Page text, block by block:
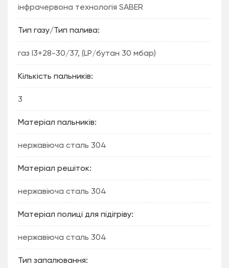
інфрачервона технологія SABER
Тип газу/Тип палива
газ I3+28-30/37, (LP/бутан 30 мбар)
Кількість пальників
3
Матеріал пальників
нержавіюча сталь 304
Матеріал решіток
нержавіюча сталь 304
Матеріал полиці для підігріву
нержавіюча сталь 304
Тип запалювання